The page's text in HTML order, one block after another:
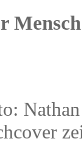
Mensch